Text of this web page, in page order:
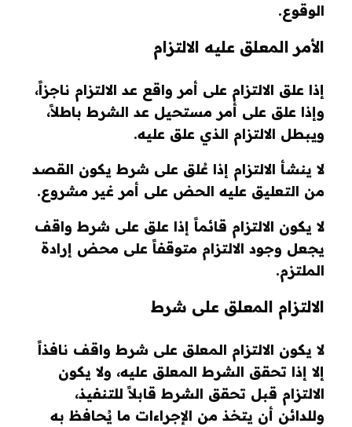
الوقوع.
الأمر المعلق عليه الالتزام
إذا علق الالتزام على أمر واقع عد الالتزام ناجزاً،
وإذا علق على أمر مستحيل عد الشرط باطلاً،
ويبطل الالتزام الذي علق عليه.
لا ينشأ الالتزام إذا عُلق على شرط يكون القصد
من التعليق عليه الحض على أمر غير مشروع.
لا يكون الالتزام قائماً إذا علق على شرط واقف
يجعل وجود الالتزام متوقفاً على محض إرادة
الملتزم.
الالتزام المعلق على شرط
لا يكون الالتزام المعلق على شرط واقف نافذاً
إلا إذا تحقق الشرط المعلق عليه، ولا يكون
الالتزام قبل تحقق الشرط قابلاً للتنفيذ،
وللدائن أن يتخذ من الإجراءات ما يُحافظ به